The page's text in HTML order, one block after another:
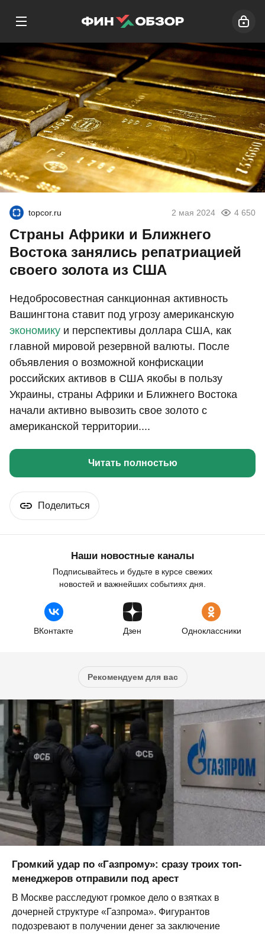
topcor.ru 2 мая 2024 4 650
Страны Африки и Ближнего
Востока занялись репатриацией
своего золота из США
Недобросовестная санкционная активность
Вашингтона ставит под угрозу американскую
экономику и перспективы доллара США, как
главной мировой резервной валюты. После
объявления о возможной конфискации
российских активов в США якобы в пользу
Украины, страны Африки и Ближнего Востока
начали активно вывозить свое золото с
американской территории....
Читать полностью
Поделиться
Наши новостные каналы
Подписывайтесь и будьте в курсе свежих
новостей и важнейших событиях дня.
ВКонтакте Дзен Одноклассники
Рекомендуем для вас
Громкий удар по «Газпрому»: сразу троих топ-
менеджеров отправили под арест
В Москве расследуют громкое дело о взятках в
дочерней структуре «Газпрома». Фигурантов
подозревают в получении денег за заключение